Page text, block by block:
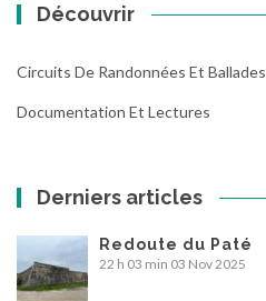
Découvrir
Circuits De Randonnées Et Ballades
Documentation Et Lectures
Derniers articles
Redoute du Paté
22 h 03 min 03 Nov 2025